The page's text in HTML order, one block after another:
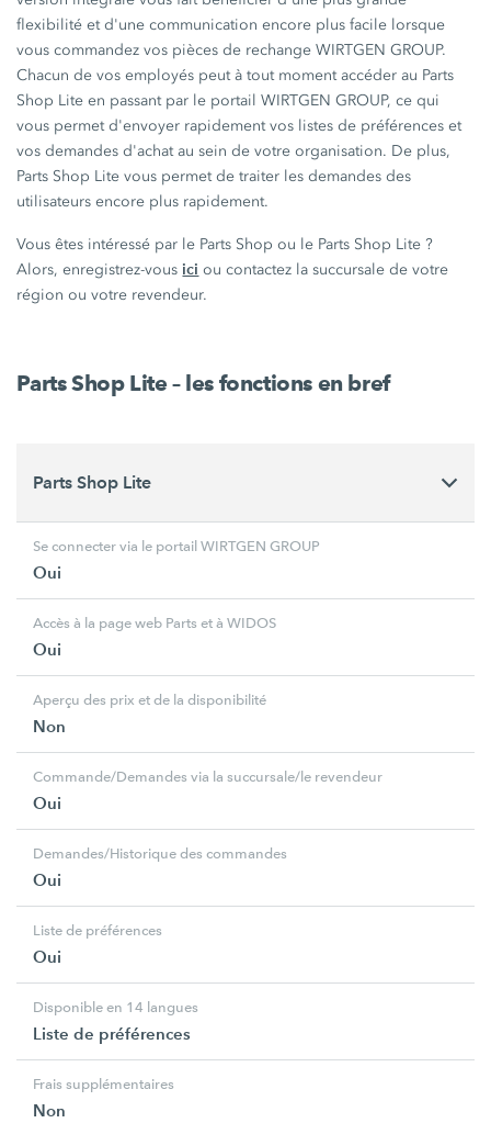
flexibilité et d'une communication encore plus facile lorsque
vous commandez vos pièces de rechange WIRTGEN GROUP.
Chacun de vos employés peut à tout moment accéder au Parts
Shop Lite en passant par le portail WIRTGEN GROUP, ce qui
vous permet d'envoyer rapidement vos listes de préférences et
vos demandes d'achat au sein de votre organisation. De plus,
Parts Shop Lite vous permet de traiter les demandes des
utilisateurs encore plus rapidement.
Vous êtes intéressé par le Parts Shop ou le Parts Shop Lite ?
Alors, enregistrez-vous ici ou contactez la succursale de votre
région ou votre revendeur.
Parts Shop Lite – les fonctions en bref
Parts Shop Lite
Se connecter via le portail WIRTGEN GROUP
Oui
Accès à la page web Parts et à WIDOS
Oui
Aperçu des prix et de la disponibilité
Non
Commande/Demandes via la succursale/le revendeur
Oui
Demandes/Historique des commandes
Oui
Liste de préférences
Oui
Disponible en 14 langues
Liste de préférences
Frais supplémentaires
Non